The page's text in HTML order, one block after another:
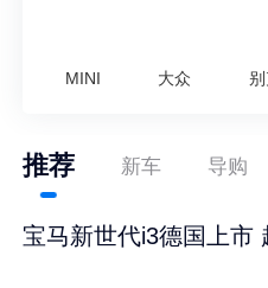
MINI 大众
推荐 新车 导购
宝马新世代i3德国上市